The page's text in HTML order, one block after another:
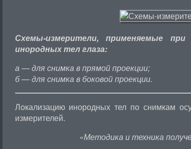
Схемы-измерители, применяемые при
инородных тел глаза:
а — для снимка в прямой проекции;
б — для снимка в боковой проекции.
Локализацию инородных тел по снимкам
измерителей.
«Методика и техника